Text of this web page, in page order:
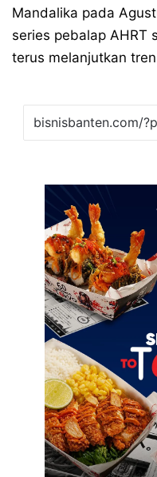
Mandalika pada
series pebalap AHRT
terus melanjutkan